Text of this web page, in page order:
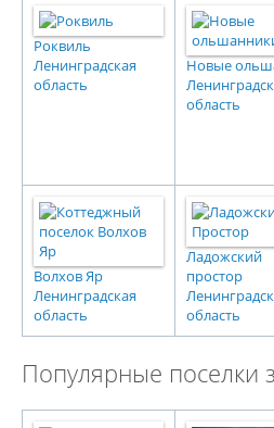
Роквиль
Ленинградская
область
Новые
область
Волхов Яр
Ленинградская
область
Ладожский
простор
область
Популярные поселки